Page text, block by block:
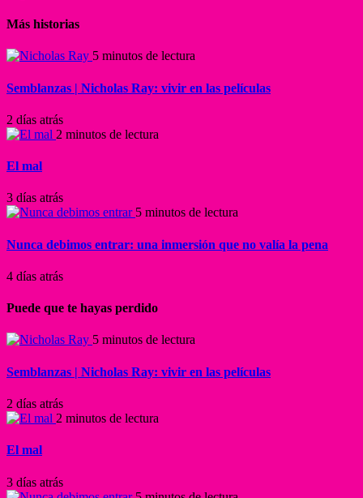
Más historias
5 minutos de lectura
Semblanzas | Nicholas Ray: vivir en las películas
2 días atrás
2 minutos de lectura
El mal
3 días atrás
5 minutos de lectura
Nunca debimos entrar: una inmersión que no valía la pena
4 días atrás
Puede que te hayas perdido
5 minutos de lectura
Semblanzas | Nicholas Ray: vivir en las películas
2 días atrás
2 minutos de lectura
El mal
3 días atrás